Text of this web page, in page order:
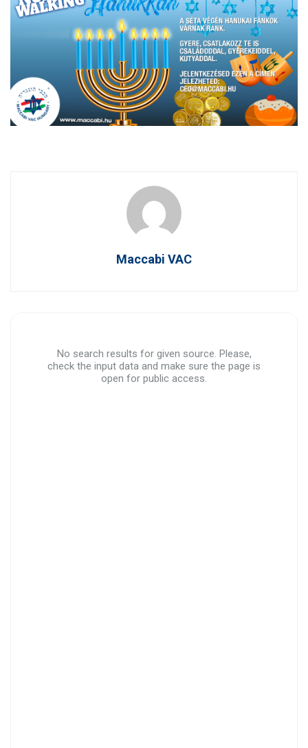
Maccabi VAC
No search results for given source. Please,
check the input data and make sure the page is
open for public access.